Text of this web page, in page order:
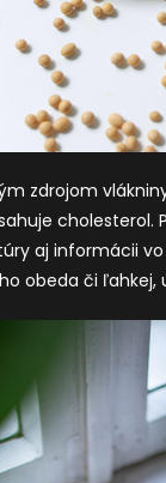
zdrojom
aj informácii
obeda či